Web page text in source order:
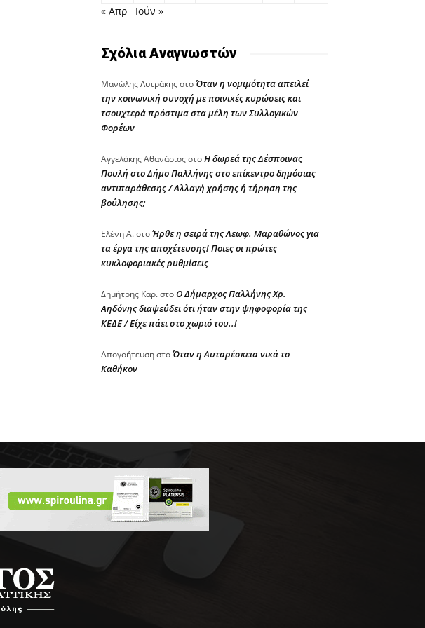
« Απρ Ιούν »
Σχόλια Αναγνωστών
Μανώλης ΛυτράκηςστοΌταν η νομιμότητα απειλεί
την κοινωνική συνοχή με ποινικές κυρώσεις και
τσουχτερά πρόστιμα στα μέλη των Συλλογικών
Φορέων
Αγγελάκης ΑθανάσιοςστοΗ δωρεά της Δέσποινας
Πουλή στο Δήμο Παλλήνης στο επίκεντρο δημόσιας
αντιπαράθεσης / Αλλαγή χρήσης ή τήρηση της
βούλησης;
Ελένη Α.στοΉρθε η σειρά της Λεωφ. Μαραθώνος για
τα έργα της αποχέτευσης! Ποιες οι πρώτες
κυκλοφοριακές ρυθμίσεις
Δημήτρης Καρ.στοΟ Δήμαρχος Παλλήνης Χρ.
Αηδόνης διαψεύδει ότι ήταν στην ψηφοφορία της
ΚΕΔΕ / Είχε πάει στο χωριό του..!
ΑπογοήτευσηστοΌταν η Αυταρέσκεια νικά το
Καθήκον